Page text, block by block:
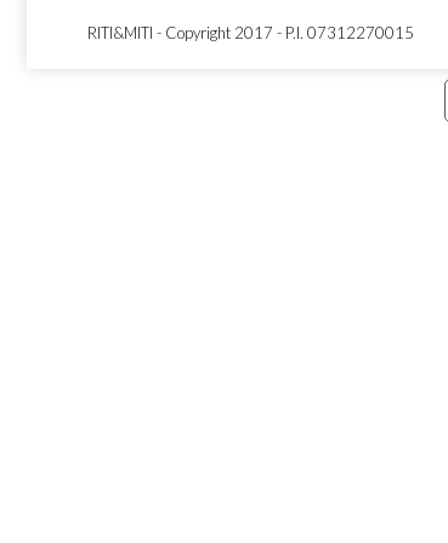
RITI&MITI - Copyright 2017 - P.I. 07312270015